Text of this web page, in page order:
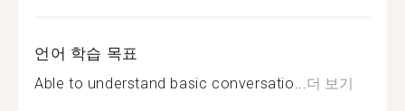
언어 학습 목표
Able to understand basic conversatio...더 보기